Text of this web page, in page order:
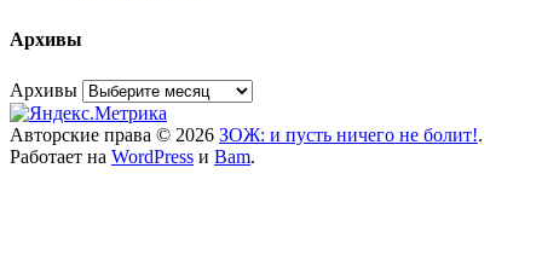
Архивы
Архивы
Авторские права © 2026 ЗОЖ: и пусть ничего не болит!.
Работает на WordPress и Bam.